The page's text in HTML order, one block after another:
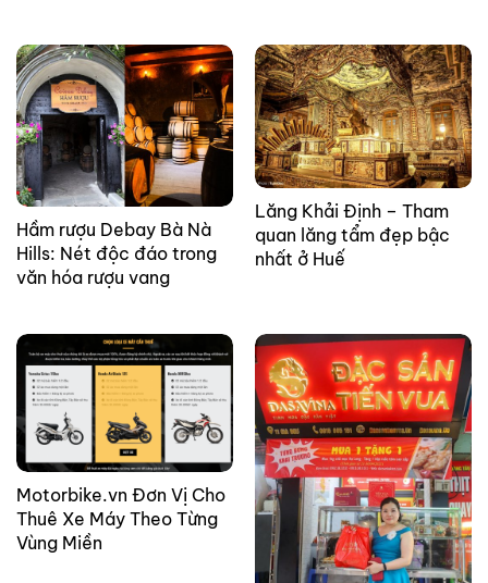
Hầm rượu Debay Bà Nà
Hills: Nét độc đáo trong
văn hóa rượu vang
Lăng Khải Định – Tham
quan lăng tẩm đẹp bậc
nhất ở Huế
Motorbike.vn Đơn Vị Cho
Thuê Xe Máy Theo Từng
Vùng Miền